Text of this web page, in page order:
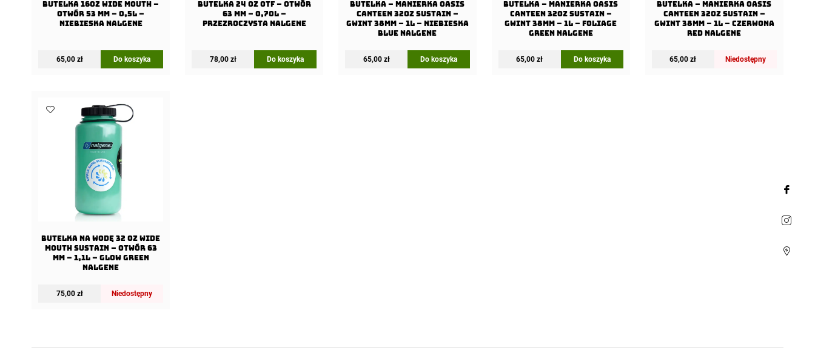
Butelka 16oz Wide Mouth –
Otwór 53 mm – 0,5L –
Niebieska Nalgene
65,00 zł Do koszyka
Butelka 24 oz OTF – Otwór
63 mm – 0,70L –
Przezroczysta Nalgene
78,00 zł Do koszyka
Butelka – Manierka Oasis
Canteen 32oz Sustain –
Gwint 38mm – 1L – Niebieska
Blue Nalgene
65,00 zł Do koszyka
Butelka – Manierka Oasis
Canteen 32oz Sustain –
Gwint 38mm – 1L – Foliage
Green Nalgene
65,00zł Do koszyka
Butelka – Manierka Oasis
Canteen 32oz Sustain –
Gwint 38mm – 1L – Czerwona
Red Nalgene
65,00zł Niedostępny
Butelka na wodę 32 oz Wide
Mouth Sustain – Otwór 63
mm – 1,1L – Glow Green
Nalgene
75,00 zł Niedostępny